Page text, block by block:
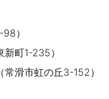
98）
新町1-235）
常滑市虹の丘3-152）